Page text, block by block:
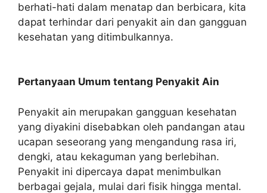
berhati-hati dalam menatap dan berbicara, kita
dapat terhindar dari penyakit ain dan gangguan
kesehatan yang ditimbulkannya.
Pertanyaan Umum tentang Penyakit Ain
Penyakit ain merupakan gangguan kesehatan
yang diyakini disebabkan oleh pandangan atau
ucapan seseorang yang mengandung rasa iri,
dengki, atau kekaguman yang berlebihan.
Penyakit ini dipercaya dapat menimbulkan
berbagai gejala, mulai dari fisik hingga mental.